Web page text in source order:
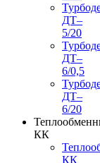
ДТ–
5/20
ДТ–
6/0,5
ДТ–
6/20
КК
КК